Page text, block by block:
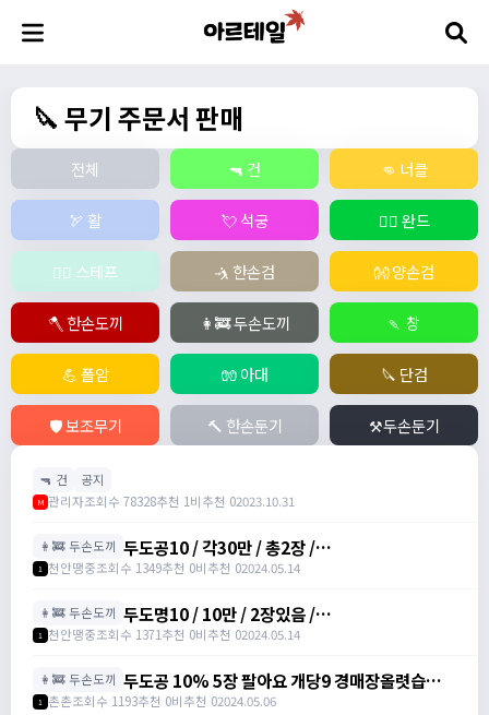
🔪 무기 주문서 판매
전체 🔫 건 👊 너클
🏹 활 💘 석궁 🧙‍♀️ 완드
🧚‍♂️ 스테프 🤺 한손검 👐 양손검
🪓 한손도끼 👩‍🚒 두손도끼 🍡 창
💪 폴암 🧤 아대 🔪 단검
🛡️ 보조무기 🔨 한손둔기 ⚒️두손둔기
🔫 건 공지
M 관리자조회수 78328추천 1비추천 02023.10.31
👩‍🚒 두손도끼 두도공10 / 각30만 / 총2장 /
https://open.kakao.com/o/sBrpf5ag
1 천안땡중조회수 1349추천 0비추천 02024.05.14
👩‍🚒 두손도끼 두도명10 / 10만 / 2장있음 /
https://open.kakao.com/o/sBrpf5ag
1 천안땡중조회수 1371추천 0비추천 02024.05.14
👩‍🚒 두손도끼 두도공 10% 5장 팔아요 개당9 경매장올렷습니다
/ 90000
1 촌촌조회수 1193추천 0비추천 02024.05.06